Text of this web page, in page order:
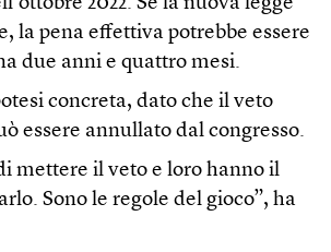
la pena effettiva potrebbe essere
due anni e quattro mesi.
concreta, dato che il veto
essere annullato dal congresso.
mettere il veto e loro hanno il
Sono le regole del gioco”, ha